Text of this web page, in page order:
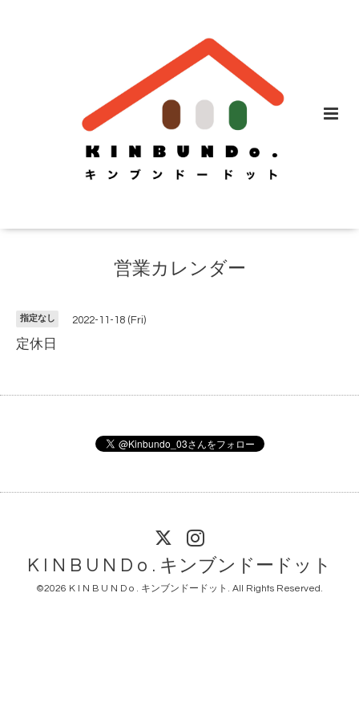
営業カレンダー
指定なし 2022-11-18 (Fri)
定休日
K I N B U N D o . キンブンドードット
©2026 K I N B U N D o . キンブンドードット . All Rights Reserved.